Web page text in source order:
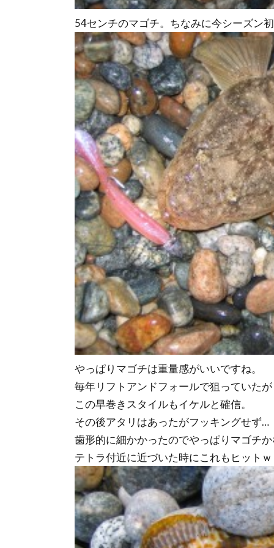
54センチのマゴチ。ちなみに今シーズン
やっぱりマゴチは重量感がいいですね。
毎年リフトアンドフォールで狙っていたが
この早巻きスタイルもイケルと確信。
その後アタリはあったがフッキングせず…
歯形的に細かかったのでやっぱりマゴチ
テトラ付近に近づいた時にこれもヒットｗ